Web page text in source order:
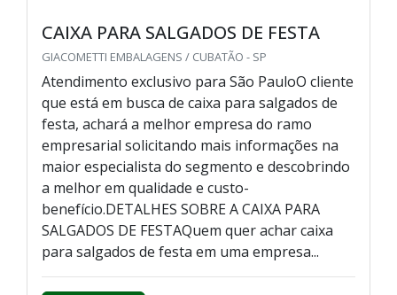
CAIXA PARA SALGADOS DE FESTA
GIACOMETTI EMBALAGENS / CUBATÃO - SP
Atendimento exclusivo para São PauloO cliente
que está em busca de caixa para salgados de
festa, achará a melhor empresa do ramo
empresarial solicitando mais informações na
maior especialista do segmento e descobrindo
a melhor em qualidade e custo-
benefício.DETALHES SOBRE A CAIXA PARA
SALGADOS DE FESTAQuem quer achar caixa
para salgados de festa em uma empresa...